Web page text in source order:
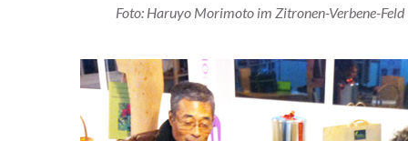
Foto: Haruyo Morimoto im Zitronen-Verbene-